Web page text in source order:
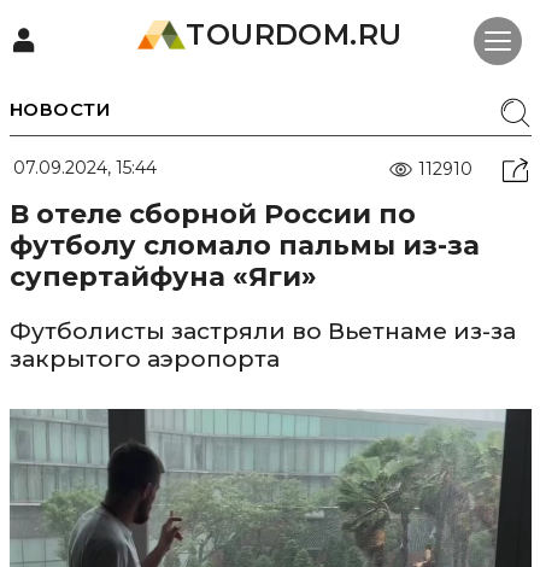
TOURDOM.RU
НОВОСТИ
07.09.2024, 15:44 112910
В отеле сборной России по
футболу сломало пальмы из-за
супертайфуна «Яги»
Футболисты застряли во Вьетнаме из-за
закрытого аэропорта